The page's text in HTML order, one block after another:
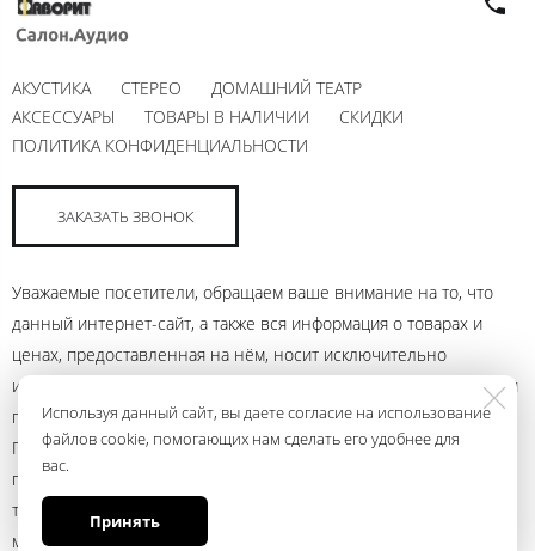
Используя данный сайт, вы даете согласие на использование
файлов cookie, помогающих нам сделать его удобнее для
вас.
Принять
АКУСТИКА СТЕРЕО
ДОМАШНИЙ ТЕАТР
АКСЕССУАРЫ
ТОВАРЫ В НАЛИЧИИ
СКИДКИ
ПОЛИТИКА КОНФИДЕНЦИАЛЬНОСТИ
ЗАКАЗАТЬ ЗВОНОК
Уважаемые посетители, обращаем ваше внимание на то, что
данный интернет-сайт, а также вся информация о товарах и
ценах, предоставленная на нём, носит исключительно
информационный характер и ни при каких условиях не является
публичной офертой, определяемой положениями Статьи 437
Гражданского кодекса Российской Федерации. Для получения
подробной информации о наличии и стоимости указанных
товаров и (или) услуг, пожалуйста, обращайтесь к менеджеру
магазина с помощью электронной почты andrey@ural.audio или